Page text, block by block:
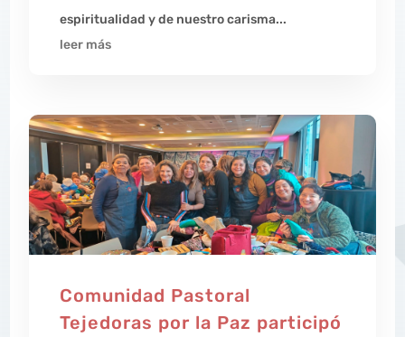
espiritualidad y de nuestro carisma...
leer más
Comunidad Pastoral
Tejedoras por la Paz participó